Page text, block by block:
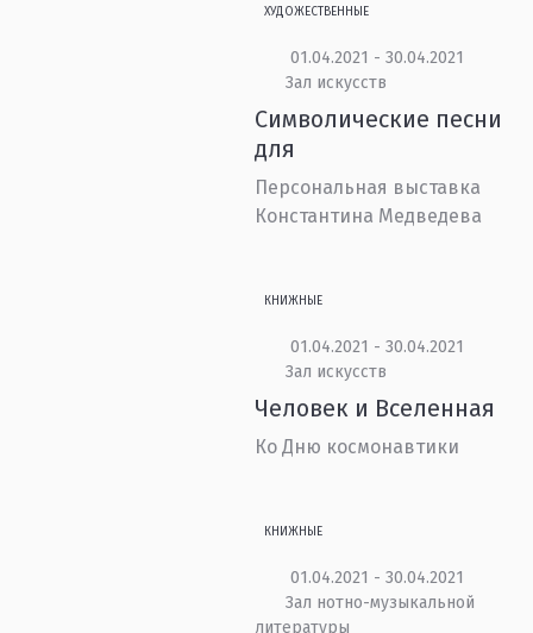
ХУДОЖЕСТВЕННЫЕ
01.04.2021 - 30.04.2021
Зал искусств
Символические песни
для
Персональная выставка
Константина Медведева
КНИЖНЫЕ
01.04.2021 - 30.04.2021
Зал искусств
Человек и Вселенная
Ко Дню космонавтики
КНИЖНЫЕ
01.04.2021 - 30.04.2021
Зал нотно-музыкальной
литературы